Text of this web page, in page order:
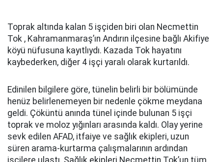
Toprak altında kalan 5 işçiden biri olan Necmettin
Tok , Kahramanmaraş’ın Andırın ilçesine bağlı Akifiye
köyü nüfusuna kayıtlıydı. Kazada Tok hayatını
kaybederken, diğer 4 işçi yaralı olarak kurtarıldı.
Edinilen bilgilere göre, tünelin belirli bir bölümünde
henüz belirlenemeyen bir nedenle çökme meydana
geldi. Çöküntü anında tünel içinde bulunan 5 işçi
toprak ve moloz yığınları arasında kaldı. Olay yerine
sevk edilen AFAD, itfaiye ve sağlık ekipleri, uzun
süren arama-kurtarma çalışmalarının ardından
işçilere ulaştı. Sağlık ekipleri Necmettin Tok’un tüm